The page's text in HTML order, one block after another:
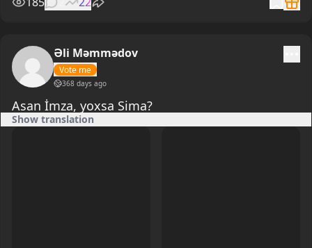
Əli Məmmədov
Vote me
368 days ago
Asan İmza, yoxsa Sima?
Show translation